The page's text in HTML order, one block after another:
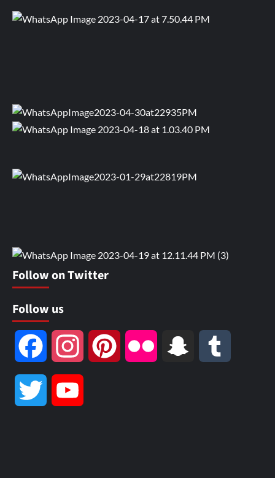
Follow on Twitter
Follow us
Facebook Instagram Pinterest Flickr Snapchat
Twitter